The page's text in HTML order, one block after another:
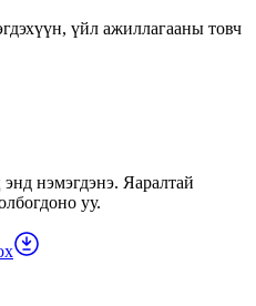
үйл ажиллагааны товч
нэмэгдэнэ. Яаралтай
уу.